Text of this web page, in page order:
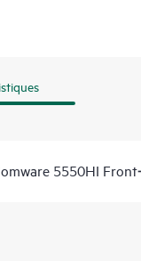
5550HI